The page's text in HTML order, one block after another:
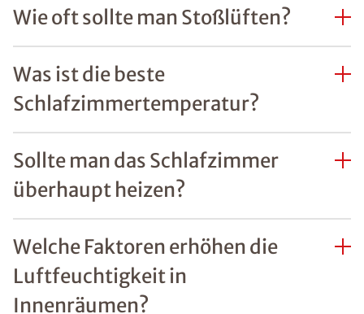
Wie oft sollte man Stoßlüften?
Was ist die beste
Schlafzimmertemperatur?
Sollte man das Schlafzimmer
überhaupt heizen?
Welche Faktoren erhöhen die
Luftfeuchtigkeit in
Innenräumen?